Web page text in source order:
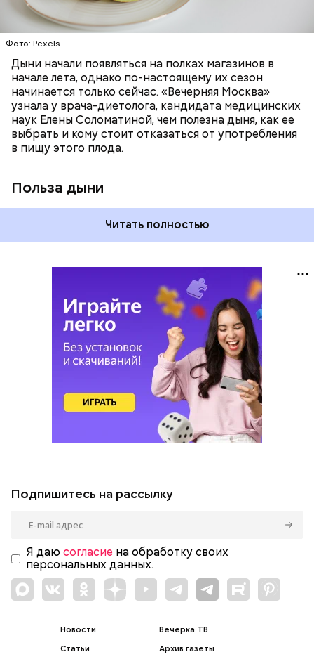
Фото: Pexels
Дыни начали появляться на полках магазинов в
начале лета, однако по-настоящему их сезон
начинается только сейчас. «Вечерняя Москва»
узнала у врача-диетолога, кандидата медицинских
наук Елены Соломатиной, чем полезна дыня, как ее
выбрать и кому стоит отказаться от употребления
в пищу этого плода.
Польза дыни
лютеин и зеаксантин — эти каротиноиды
отлично поддерживают наше зрение;
калий — оказывает мочегонное действие,
поддерживает сердечно-сосудистую
систему и предотвращает скачки давления;
магний — помогает калию и не дает сосудам
спазмироваться.
Читать полностью
Подпишитесь на рассылку
Я даю согласие на обработку своих
персональных данных.
Новости
Статьи
Вечерка ТВ
Архив газеты